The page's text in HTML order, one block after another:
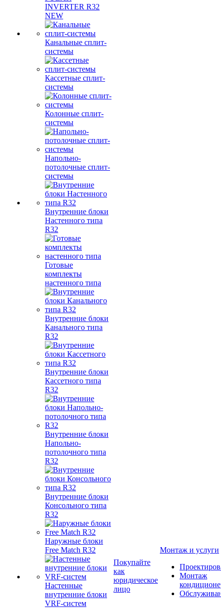
INVERTER R32
NEW
Канальные сплит-
системы
Кассетные сплит-
системы
Колонные сплит-
системы
Напольно-
потолочные сплит-
системы
Внутренние блоки
Настенного типа
R32
Готовые
комплекты
настенного типа
Внутренние блоки
Канального типа
R32
Внутренние блоки
Кассетного типа
R32
Внутренние блоки
Напольно-
потолочного типа
R32
Внутренние блоки
Консольного типа
R32
Наружные блоки
Free Match R32
Настенные
внутренние блоки
VRF-систем
Покупайте
как
юридическое
лицо
Монтаж и услуги
Монтаж